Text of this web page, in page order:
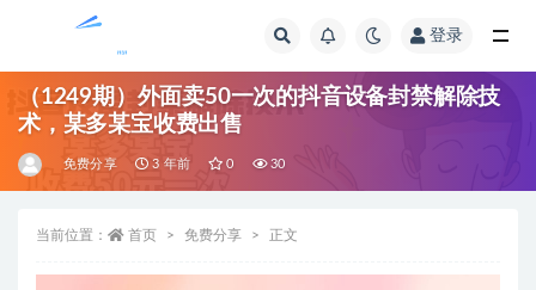
登录
（1249期）外面卖50一次的抖音设备封禁解除技
术，某多某宝收费出售
免费分享 3 年前 0 30
当前位置： 首页 免费分享 正文